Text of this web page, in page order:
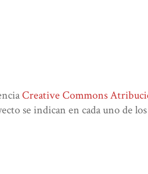
Creative Commons
se indican en cada uno de